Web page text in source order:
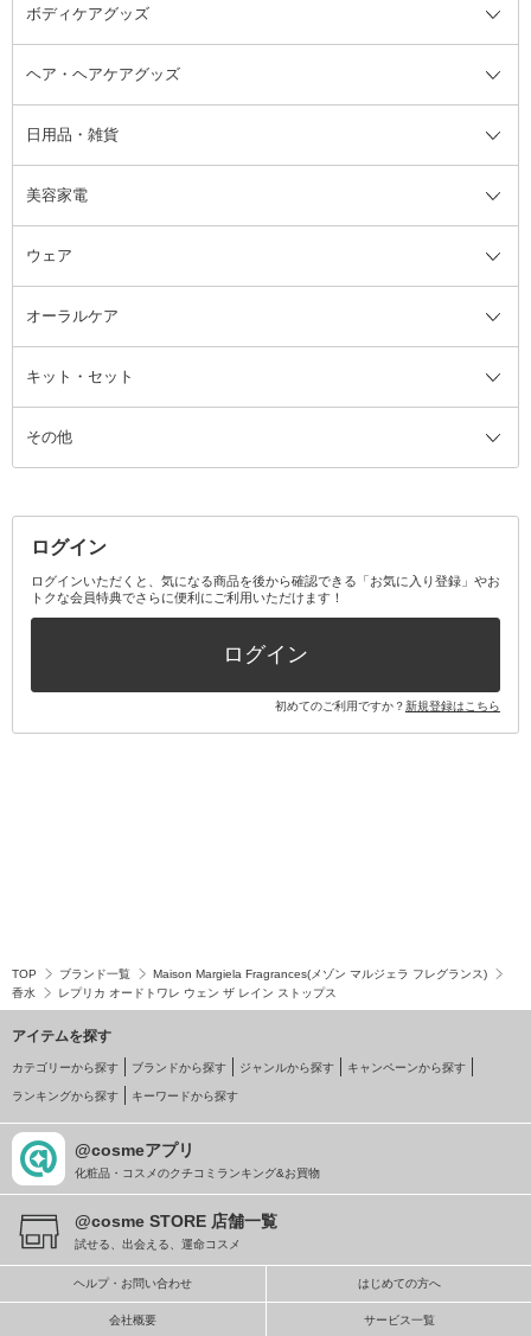
その他香水・ヘアフレグランス
バスソルト
メイクアップ・ケアグッズ全て
コットン・綿棒
洗顔グッズ
ブラシ・チップ
ツィザー・毛抜き
カミソリ
ファンデーション・パウダーケー
ス
ミラー・鏡
ボディケアグッズ
ボディケアグッズ全て
マッサージ・ボディケアグッズ
かかと・角質ケアグッズ
絆創膏
ヘア・ヘアケアグッズ
ヘア・ヘアケアグッズ全て
ヘアゴム
ヘアバンド
ヘッドマッサージブラシ
日用品・雑貨
日用品・雑貨全て
柔軟剤
ルームフレグランス・ディフュー
ザー
アロマキャンドル
消臭剤・芳香剤
美容家電
美容家電全て
ボディケア美容家電
その他美容家電
ウェア
ウェア全て
レッグウェア
オーラルケア
オーラルケア全て
歯ブラシ
その他オーラルケア
キット・セット
キット・セット全て
ボディケアキット
その他キット・セット
その他
ログイン
ログインいただくと、気になる商品を後から確認できる「お気に入り登録」やお
トクな会員特典でさらに便利にご利用いただけます！
ログイン
初めてのご利用ですか？新規登録はこちら
TOP ブランド一覧
Maison Margiela Fragrances(メゾン マルジェラ フレグランス)
香水
レプリカ オードトワレ ウェン ザ レイン ストップス
アイテムを探す
カテゴリーから探す ブランドから探す ジャンルから探す キャンペーンから探す
ランキングから探す キーワードから探す
@cosmeアプリ
化粧品・コスメのクチコミランキング&お買物
@cosme STORE 店舗一覧
試せる、出会える、運命コスメ
ヘルプ・お問い合わせ はじめての方へ
会社概要 サービス一覧